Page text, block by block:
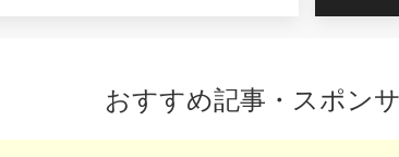
おすすめ記事・スポン